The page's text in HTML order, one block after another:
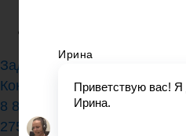
Задать вопрос юристу
Контакты
8 800 350-84-13 (доб.
275)